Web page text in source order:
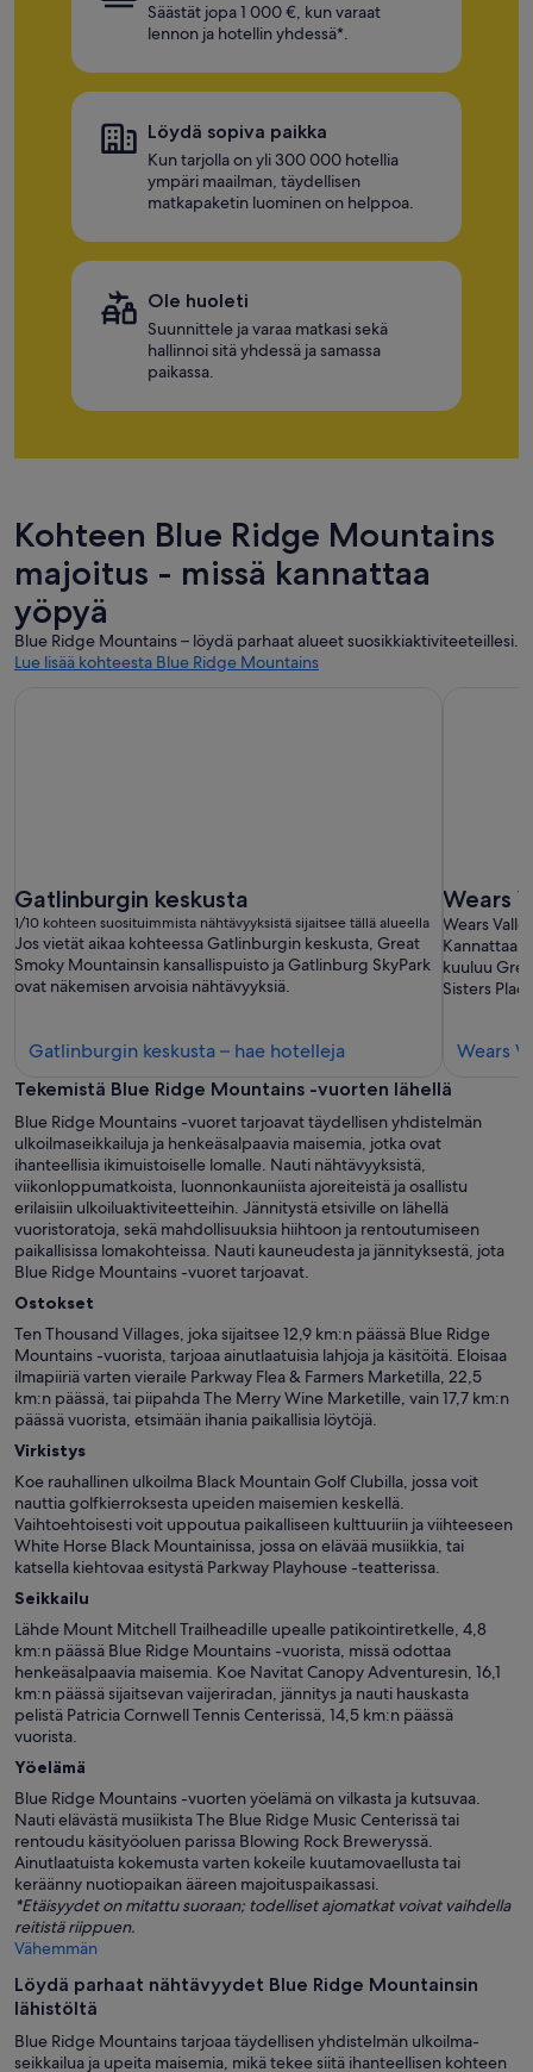
Säästät jopa 1 000 €, kun varaat
lennon ja hotellin yhdessä*.
Löydä sopiva paikka
Kun tarjolla on yli 300 000 hotellia
ympäri maailman, täydellisen
matkapaketin luominen on helppoa.
Ole huoleti
Suunnittele ja varaa matkasi sekä
hallinnoi sitä yhdessä ja samassa
paikassa.
Kohteen Blue Ridge Mountains
majoitus - missä kannattaa
yöpyä
Blue Ridge Mountains – löydä parhaat alueet suosikkiaktiviteeteillesi.
Lue lisää kohteesta Blue Ridge Mountains
Gatlinburgin keskusta
1/10 kohteen suosituimmista nähtävyyksistä sijaitsee tällä alueella
Jos vietät aikaa kohteessa Gatlinburgin keskusta, Great
Smoky Mountainsin kansallispuisto ja Gatlinburg SkyPark
ovat näkemisen arvoisia nähtävyyksiä.
Gatlinburgin keskusta – hae hotelleja
–
hae
hotelleja
Wears
Wears
Kannattaa
kuuluu
Sisters
Wears
Tekemistä Blue Ridge Mountains -vuorten lähellä
Blue Ridge Mountains -vuoret tarjoavat täydellisen yhdistelmän
ulkoilmaseikkailuja ja henkeäsalpaavia maisemia, jotka ovat
ihanteellisia ikimuistoiselle lomalle. Nauti nähtävyyksistä,
viikonloppumatkoista, luonnonkauniista ajoreiteistä ja osallistu
erilaisiin ulkoiluaktiviteetteihin. Jännitystä etsiville on lähellä
vuoristoratoja, sekä mahdollisuuksia hiihtoon ja rentoutumiseen
paikallisissa lomakohteissa. Nauti kauneudesta ja jännityksestä, jota
Blue Ridge Mountains -vuoret tarjoavat.
Ostokset
Ten Thousand Villages, joka sijaitsee 12,9 km:n päässä Blue Ridge
Mountains -vuorista, tarjoaa ainutlaatuisia lahjoja ja käsitöitä. Eloisaa
ilmapiiriä varten vieraile Parkway Flea & Farmers Marketilla, 22,5
km:n päässä, tai piipahda The Merry Wine Marketille, vain 17,7 km:n
päässä vuorista, etsimään ihania paikallisia löytöjä.
Virkistys
Koe rauhallinen ulkoilma Black Mountain Golf Clubilla, jossa voit
nauttia golfkierroksesta upeiden maisemien keskellä.
Vaihtoehtoisesti voit uppoutua paikalliseen kulttuuriin ja viihteeseen
White Horse Black Mountainissa, jossa on elävää musiikkia, tai
katsella kiehtovaa esitystä Parkway Playhouse -teatterissa.
Seikkailu
Lähde Mount Mitchell Trailheadille upealle patikointiretkelle, 4,8
km:n päässä Blue Ridge Mountains -vuorista, missä odottaa
henkeäsalpaavia maisemia. Koe Navitat Canopy Adventuresin, 16,1
km:n päässä sijaitsevan vaijeriradan, jännitys ja nauti hauskasta
pelistä Patricia Cornwell Tennis Centerissä, 14,5 km:n päässä
vuorista.
Yöelämä
Blue Ridge Mountains -vuorten yöelämä on vilkasta ja kutsuvaa.
Nauti elävästä musiikista The Blue Ridge Music Centerissä tai
rentoudu käsityöoluen parissa Blowing Rock Breweryssä.
Ainutlaatuista kokemusta varten kokeile kuutamovaellusta tai
keräänny nuotiopaikan ääreen majoituspaikassasi.
*Etäisyydet on mitattu suoraan; todelliset ajomatkat voivat vaihdella
reitistä riippuen.
Vähemmän
Löydä parhaat nähtävyydet Blue Ridge Mountainsin
lähistöltä
Blue Ridge Mountains tarjoaa täydellisen yhdistelmän ulkoilma-
seikkailua ja upeita maisemia, mikä tekee siitä ihanteellisen kohteen